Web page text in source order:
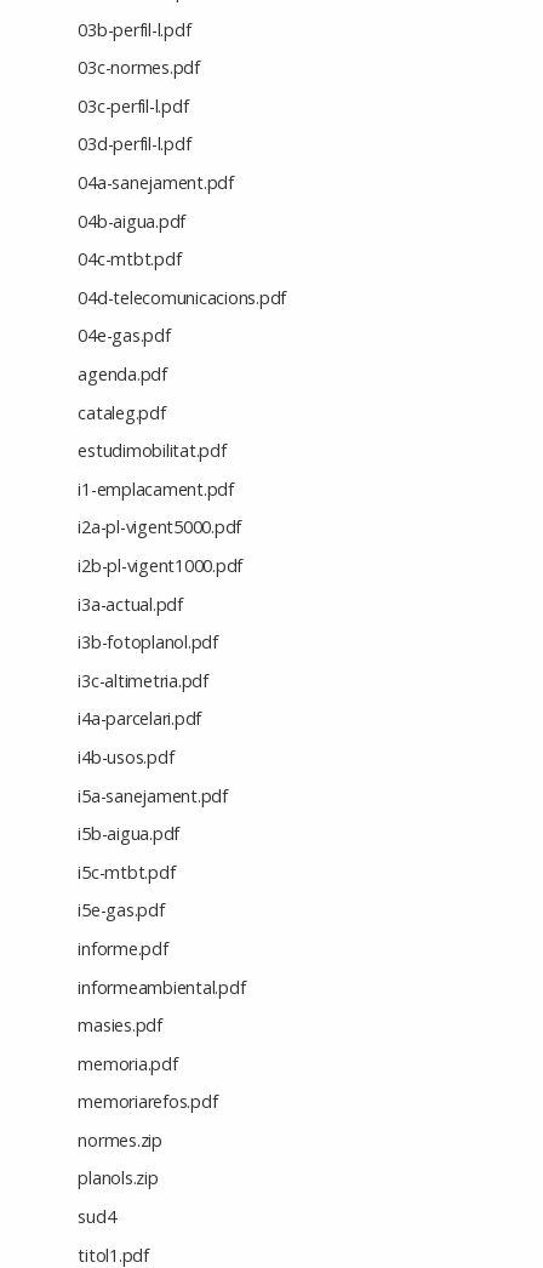
03b-perfil-l.pdf
03c-normes.pdf
03c-perfil-l.pdf
03d-perfil-l.pdf
04a-sanejament.pdf
04b-aigua.pdf
04c-mtbt.pdf
04d-telecomunicacions.pdf
04e-gas.pdf
agenda.pdf
cataleg.pdf
estudimobilitat.pdf
i1-emplacament.pdf
i2a-pl-vigent5000.pdf
i2b-pl-vigent1000.pdf
i3a-actual.pdf
i3b-fotoplanol.pdf
i3c-altimetria.pdf
i4a-parcelari.pdf
i4b-usos.pdf
i5a-sanejament.pdf
i5b-aigua.pdf
i5c-mtbt.pdf
i5e-gas.pdf
informe.pdf
informeambiental.pdf
masies.pdf
memoria.pdf
memoriarefos.pdf
normes.zip
planols.zip
sud4
titol1.pdf